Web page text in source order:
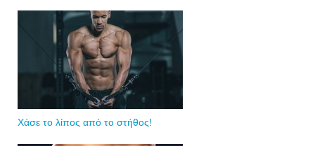
Χάσε το λίπος από το στήθος!